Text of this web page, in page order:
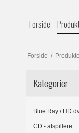
Forside
Forside /
Kategorier
Blue Ray / HD
CD - afspillere